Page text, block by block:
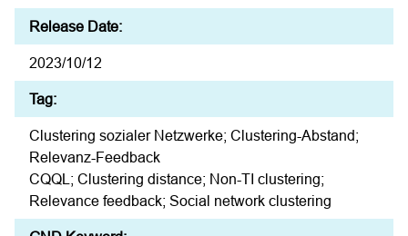
Release Date:
2023/10/12
Tag:
Clustering sozialer Netzwerke; Clustering-Abstand;
Relevanz-Feedback
CQQL; Clustering distance; Non-TI clustering;
Relevance feedback; Social network clustering